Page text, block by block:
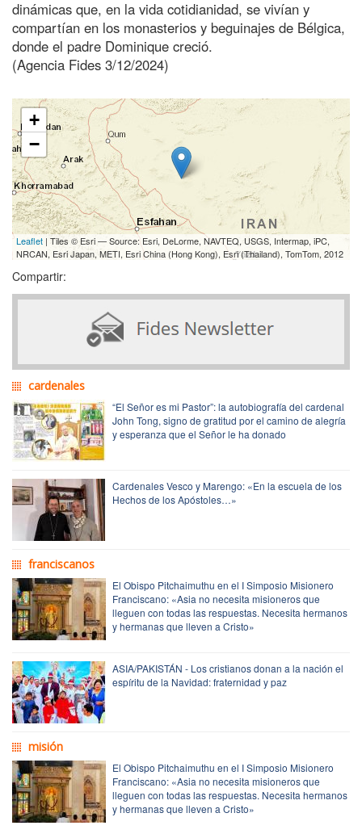
dinámicas que, en la vida cotidianidad, se vivían y
compartían en los monasterios y beguinajes de Bélgica,
donde el padre Dominique creció.
(Agencia Fides 3/12/2024)
+
−
Leaflet | Tiles © Esri — Source: Esri, DeLorme, NAVTEQ, USGS, Intermap, iPC,
NRCAN, Esri Japan, METI, Esri China (Hong Kong), Esri (Thailand), TomTom, 2012
Compartir:
cardenales
“El Señor es mi Pastor”: la autobiografía del cardenal
John Tong, signo de gratitud por el camino de alegría
y esperanza que el Señor le ha donado
Cardenales Vesco y Marengo: «En la escuela de los
Hechos de los Apóstoles…»
franciscanos
El Obispo Pitchaimuthu en el I Simposio Misionero
Franciscano: «Asia no necesita misioneros que
lleguen con todas las respuestas. Necesita hermanos
y hermanas que lleven a Cristo»
ASIA/PAKISTÁN - Los cristianos donan a la nación el
espíritu de la Navidad: fraternidad y paz
misión
El Obispo Pitchaimuthu en el I Simposio Misionero
Franciscano: «Asia no necesita misioneros que
lleguen con todas las respuestas. Necesita hermanos
y hermanas que lleven a Cristo»